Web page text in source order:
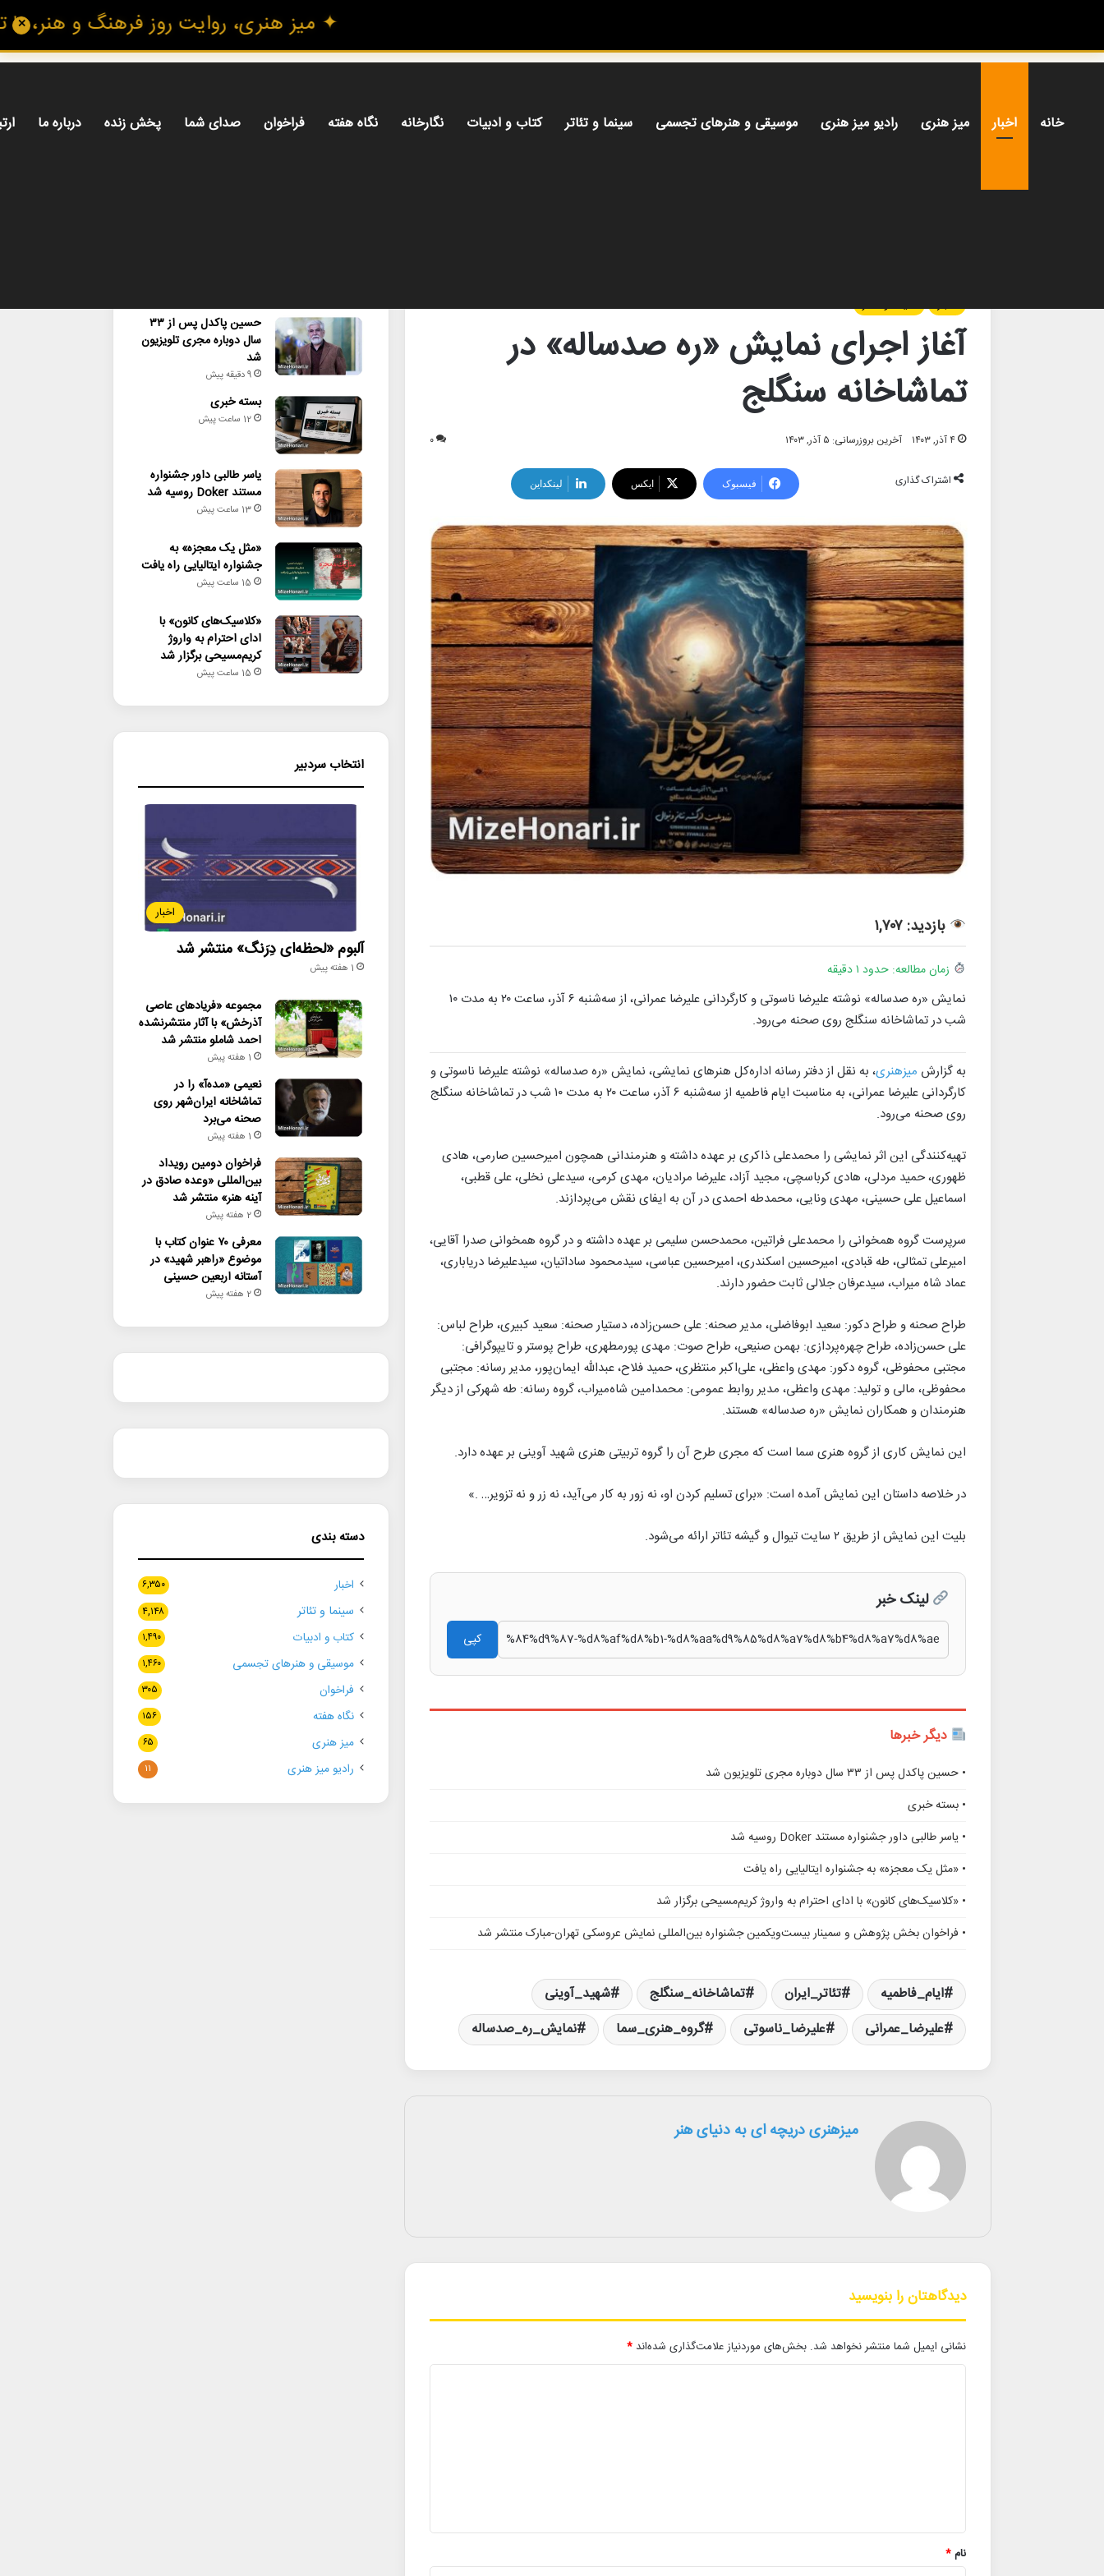
خانه اخبار میز هنری رادیو میز هنری موسیقی و هنرهای تجسمی سینما و تئاتر کتاب و ادبیات نگارخانه نگاه هفته فراخوان صدای شما پخش زنده درباره ما
اخبار
سینما و تئاتر
آغاز اجرای نمایش «ره صدساله» در
تماشاخانه سنگلج
۴ آذر, ۱۴۰۳ آخرین بروزرسانی: ۵ آذر, ۱۴۰۳ ۰
اشتراک گذاری فیسبوک ایکس لینکداین
بازدید: ۱,۷۰۷
زمان مطالعه: حدود ۱ دقیقه
نمایش «ره صدساله» نوشته علیرضا ناسوتی و کارگردانی علیرضا عمرانی، از سه‌شنبه ۶ آذر، ساعت ۲۰ به مدت ۱۰
شب در تماشاخانه سنگلج روی صحنه می‌رود.
به گزارش میزهنری، به نقل از دفتر رسانه اداره‌کل هنرهای نمایشی، نمایش «ره صدساله» نوشته علیرضا ناسوتی و
کارگردانی علیرضا عمرانی، به مناسبت ایام فاطمیه از سه‌شنبه ۶ آذر، ساعت ۲۰ به مدت ۱۰ شب در تماشاخانه سنگلج
روی صحنه می‌رود.
تهیه‌کنندگی این اثر نمایشی را محمدعلی ذاکری بر عهده داشته و هنرمندانی همچون امیرحسین صارمی، هادی
ظهوری، حمید مردلی، هادی کرباسچی، مجید آزاد، علیرضا مرادیان، مهدی کرمی، سیدعلی نخلی، علی قطبی،
اسماعیل علی حسینی، مهدی ونایی، محمدطه احمدی در آن به ایفای نقش می‌پردازند.
سرپرست گروه همخوانی را محمدعلی فراتین، محمدحسن سلیمی بر عهده داشته و در گروه همخوانی صدرا آقایی،
امیرعلی تمثالی، طه قبادی، امیرحسین اسکندری، امیرحسین عباسی، سیدمحمود ساداتیان، سیدعلیرضا دریاباری،
عماد شاه میراب، سیدعرفان جلالی ثابت حضور دارند.
طراح صحنه و طراح دکور: سعید ابوفاضلی، مدیر صحنه: علی حسن‌زاده، دستیار صحنه: سعید کبیری، طراح لباس:
علی حسن‌زاده، طراح چهره‌پردازی: بهمن ‌صنیعی، طراح صوت: مهدی پورمطهری، طراح پوستر و تایپوگرافی:
مجتبی ‌محفوظی، گروه دکور: مهدی واعظی، علی‌اکبر منتظری، حمید فلاح، عبدالله ایمان‌پور، مدیر رسانه: مجتبی
‌محفوظی، مالی و تولید: مهدی واعظی، مدیر روابط عمومی: محمدامین شاه‌میراب، گروه رسانه: طه شهرکی از دیگر
هنرمندان و همکاران نمایش «ره صدساله» هستند.
این نمایش کاری از گروه هنری سما است که مجری طرح آن را گروه تربیتی هنری شهید آوینی بر عهده دارد.
در خلاصه داستان این نمایش آمده است: «برای تسلیم کردن او، نه زور به کار می‌آید، نه زر و نه تزویر… .»
بلیت این نمایش از طریق ۲ سایت تیوال و گیشه تئاتر ارائه می‌شود.
لینک خبر
کپی
دیگر خبرها
• حسین پاکدل پس از ۳۳ سال دوباره مجری تلویزیون شد
• بسته خبری
• یاسر طالبی داور جشنواره مستند Doker روسیه شد
• «مثل یک معجزه» به جشنواره ایتالیایی راه یافت
• «کلاسیک‌های کانون» با ادای احترام به واروژ کریم‌مسیحی برگزار شد
• فراخوان بخش پژوهش و سمینار بیست‌ویکمین جشنواره بین‌المللی نمایش عروسکی تهران-مبارک منتشر شد
ایام_فاطمیه تئاتر_ایران تماشاخانه_سنگلج
شهید_آوینی
علیرضا_عمرانی
علیرضا_ناسوتی گروه_هنری_سما نمایش_ره_صدساله
میزهنری دریچه ای به دنیای هنر
دیدگاهتان را بنویسید
نشانی ایمیل شما منتشر نخواهد شد. بخش‌های موردنیاز علامت‌گذاری شده‌اند *
نام*
حسین پاکدل پس از ۳۳
سال دوباره مجری تلویزیون
شد
9 دقیقه پیش
بسته خبری
12 ساعت پیش
یاسر طالبی داور جشنواره
مستند Doker روسیه شد
13 ساعت پیش
«مثل یک معجزه» به
جشنواره ایتالیایی راه یافت
15 ساعت پیش
«کلاسیک‌های کانون» با
ادای احترام به واروژ
کریم‌مسیحی برگزار شد
15 ساعت پیش
انتخاب سردبیر
اخبار
آلبوم «لحظه‌ای دِرَنگ» منتشر شد
1 هفته پیش
مجموعه «فریادهای عاصی
آذرخش» با آثار منتشرنشده
احمد شاملو منتشر شد
1 هفته پیش
نعیمی «مده‌آ» را در
تماشاخانه ایران‌شهر روی
صحنه می‌برد
1 هفته پیش
فراخوان دومین رویداد
بین‌المللی «وعده صادق در
آینه هنر» منتشر شد
2 هفته پیش
معرفی ۷۰ عنوان کتاب با
موضوع «راهبر شهید» در
آستانه اربعین حسینی
2 هفته پیش
دسته بندی
اخبار ۶,۳۵۰
سینما و تئاتر ۴,۱۴۸
کتاب و ادبیات ۱,۴۹۰
موسیقی و هنرهای تجسمی ۱,۴۶۰
فراخوان ۳۰۵
نگاه هفته ۱۵۶
میز هنری ۶۵
رادیو میز هنری ۱۱
✕ ✦ میز هنری، روایت روز فرهنگ و هنر، با